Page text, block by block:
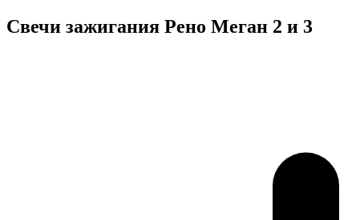
Свечи зажигания Рено Меган 2 и 3